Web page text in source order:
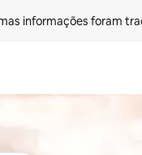
informações foram